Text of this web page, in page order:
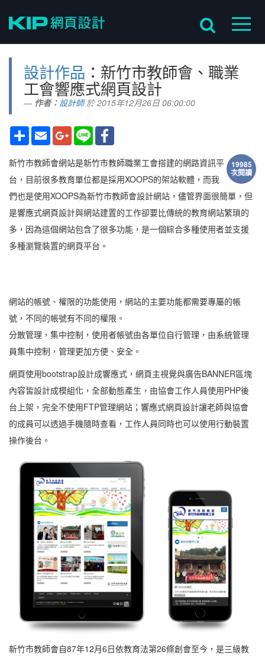
設計作品 ：新竹市教師會、職業
工會響應式網頁設計
作者： 設計師於 2015年12月26日 06:00:00
分
享
Email Google+
Line
19985
次閱讀
新竹市教師會網站是新竹市教師職業工會搭建的網路資訊平
台，目前很多教育單位都是採用XOOPS的架站軟體，而我
們也是使用XOOPS為新竹市教師會設計網站，儘管界面很簡單，但
是響應式網頁設計與網站建置的工作卻要比傳統的教育網站繁瑣的
多，因為這個網站包含了很多功能，是一個綜合多種使用者並支援
多種瀏覽裝置的網頁平台。
網站的帳號、權限的功能使用，網站的主要功能都需要專屬的帳
號，不同的帳號有不同的權限。
分散管理，集中控制，使用者帳號由各單位自行管理，由系統管理
員集中控制，管理更加方便、安全。
網頁使用bootstrap設計成響應式，網頁主視覺與廣告BANNER區塊
內容皆設計成模組化，全部動態產生，由協會工作人員使用PHP後
台上架，完全不使用FTP管理網站；響應式網頁設計讓老師與協會
的成員可以透過手機隨時查看，工作人員同時也可以使用行動裝置
操作後台。
新竹市教師會自87年12月6日依教育法第26條創會至今，是三級教